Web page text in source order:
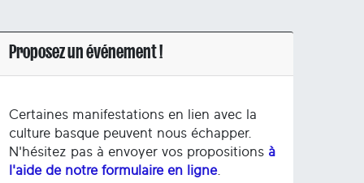
Proposez un événement !
Certaines manifestations en lien avec la
culture basque peuvent nous échapper.
N'hésitez pas à envoyer vos propositions à
l'aide de notre formulaire en ligne.